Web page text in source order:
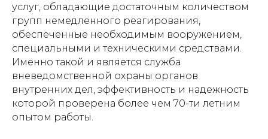
услуг, обладающие достаточным количеством
групп немедленного реагирования,
обеспеченные необходимым вооружением,
специальными и техническими средствами.
Именно такой и является служба
вневедомственной охраны органов
внутренних дел, эффективность и надежность
которой проверена более чем 70-ти летним
опытом работы.